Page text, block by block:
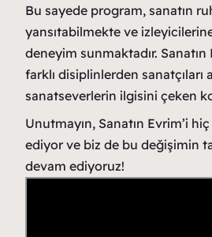
Bu sayede program, sanatın
yansıtabilmekte ve izleyicilerine
deneyim sunmaktadır. Sanatın
farklı disiplinlerden sanatçıları
sanatseverlerin ilgisini çeken
Unutmayın, Sanatın Evrim’i
ediyor ve biz de bu değişimin
devam ediyoruz!